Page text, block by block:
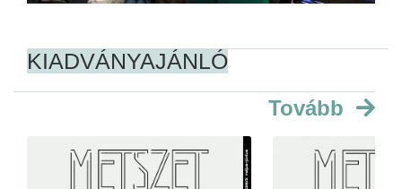
KIADVÁNYAJÁNLÓ
Tovább